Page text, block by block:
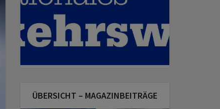
ÜBERSICHT – MAGAZINBEITRÄGE